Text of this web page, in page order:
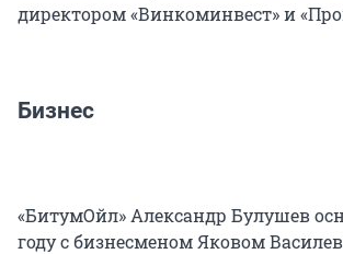
директором «Винкоминвест» и
Бизнес
«БитумОйл» Александр Булушев
году с бизнесменом Яковом